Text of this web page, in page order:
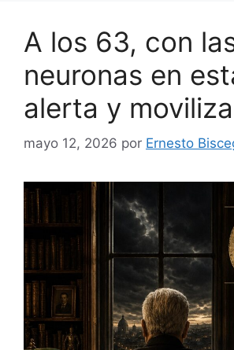
A los 63, con
neuronas en
alerta y
mayo 12, 2026 por Ernesto